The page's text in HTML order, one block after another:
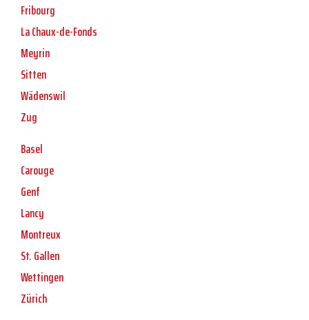
Fribourg
La Chaux-de-Fonds
Meyrin
Sitten
Wädenswil
Zug
Basel
Carouge
Genf
Lancy
Montreux
St. Gallen
Wettingen
Zürich